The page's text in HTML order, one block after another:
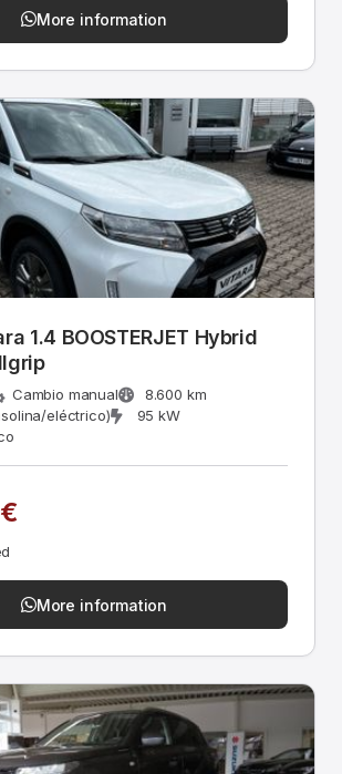
More information
1.4 BOOSTERJET Hybrid
Cambio manual
8.600 km
eléctrico)
95 kW
More information